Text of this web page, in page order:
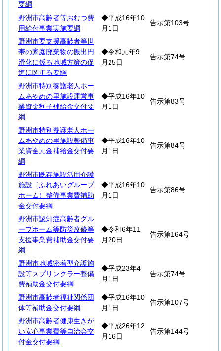
要綱
野洲市高齢者等おむつ費
用給付事業実施要綱
◆平成16年10
月1日
告示第103号
野洲市要支援高齢者等世
帯の家庭廃棄物の搬出円
滑化に係る地域方策の促
進に関する要綱
◆令和元年9
月25日
告示第74号
野洲市特別養護老人ホー
ムあやめの里施設運営事
業資金利子補給金交付要
綱
◆平成16年10
月1日
告示第83号
野洲市特別養護老人ホー
ムあやめの里施設整備事
業資金元金補給金交付要
綱
◆平成16年10
月1日
告示第84号
野洲市既存施設活用介護
施設（ふれあいグループ
ホーム）整備事業費補助
金交付要綱
◆平成16年10
月1日
告示第86号
野洲市認知症高齢者グル
ープホーム等防災改修等
支援事業費補助金交付要
綱
◆令和6年11
月20日
告示第164号
野洲市地域密着型介護施
設等スプリンクラー整備
費補助金交付要綱
◆平成23年4
月1日
告示第74号
野洲市高齢者福祉関係団
体等補助金交付要綱
◆平成16年10
月1日
告示第107号
野洲市高齢者健康生きが
い安心事業費等自治会交
付金交付要綱
◆平成26年12
月16日
告示第144号